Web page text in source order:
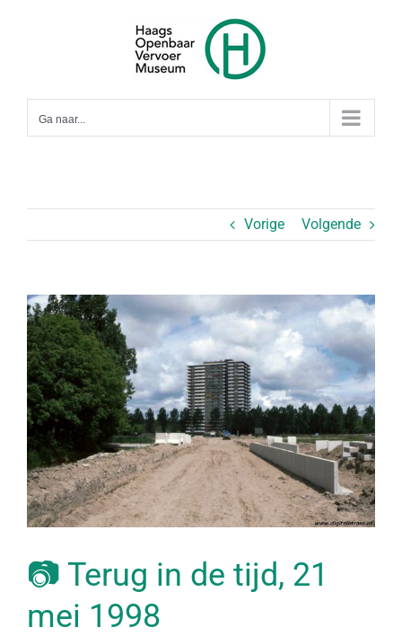
Ga naar...
Vorige Volgende
Bekijk
grotere
afbeelding
📷 Terug in de tijd, 21
mei 1998